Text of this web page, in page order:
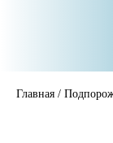
Главная /